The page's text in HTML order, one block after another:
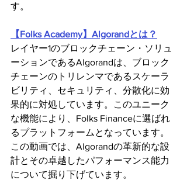
す。
【Folks Academy】Algorandとは？
レイヤー1のブロックチェーン・ソリュ
ーションであるAlgorandは、ブロック
チェーンのトリレンマであるスケーラ
ビリティ、セキュリティ、分散化に効
果的に対処しています。このユニーク
な機能により、Folks Financeに選ばれ
るプラットフォームとなっています。
この動画では、Algorandの革新的な設
計とその卓越したパフォーマンス能力
について掘り下げています。